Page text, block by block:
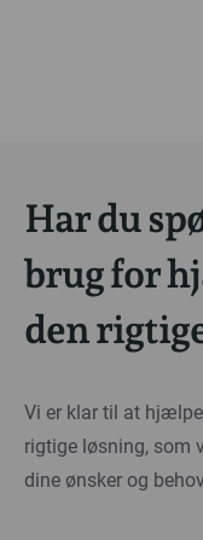
Har du
brug for
den
Vi er klar til at
rigtige løsning, som
dine ønsker og